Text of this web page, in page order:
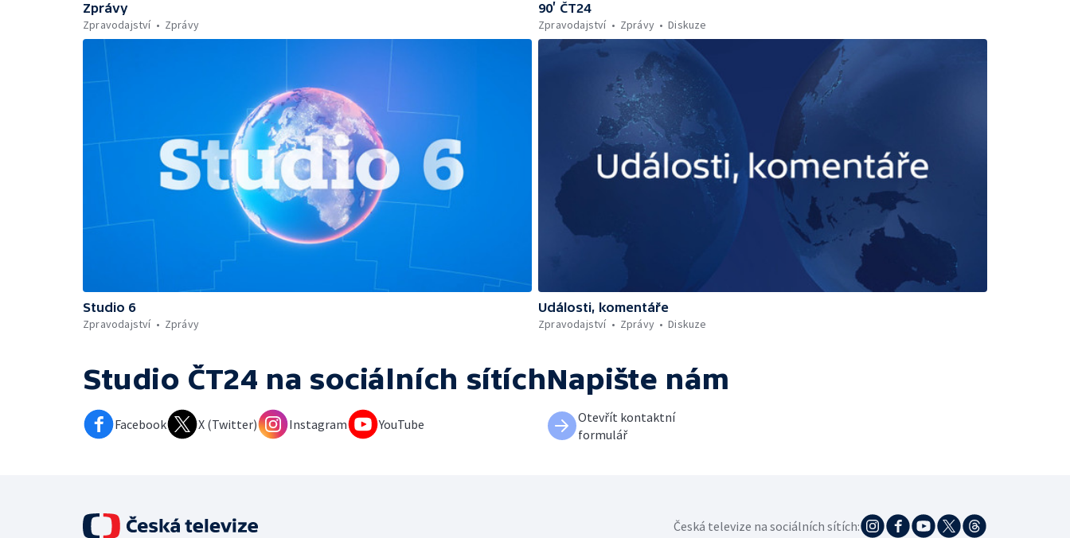
Zprávy
Zpravodajství
Zprávy
90’ ČT24
Zpravodajství
Zprávy Diskuze
Studio 6
Zpravodajství
Zprávy
Události, komentáře
Zpravodajství
Zprávy Diskuze
Studio ČT24 na sociálních sítích
Facebook X (Twitter) Instagram YouTube
Napište nám
Otevřít kontaktní
formulář
Česká televize na sociálních sítích: